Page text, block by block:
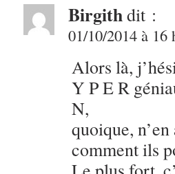
Birgithdit :
01/10/2014 à 16
Alors là,
Y P E R
N,
quoique,
comment ils